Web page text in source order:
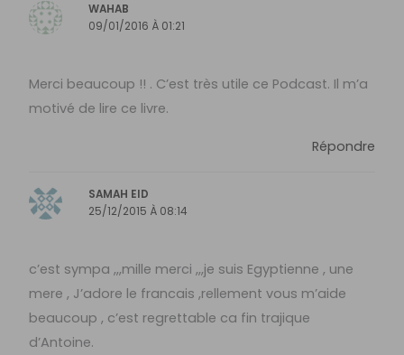
WAHAB
09/01/2016 À 01:21
Merci beaucoup !! . C’est très utile ce Podcast. Il m’a
motivé de lire ce livre.
Répondre
SAMAH EID
25/12/2015 À 08:14
c’est sympa ,,,mille merci ,,,je suis Egyptienne , une
mere , J’adore le francais ,rellement vous m’aide
beaucoup , c’est regrettable ca fin trajique
d’Antoine.